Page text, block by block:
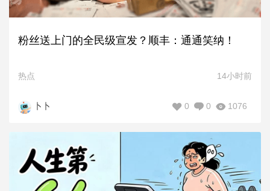
粉丝送上门的全民级宣发？顺丰：通通笑纳！
热点 14小时前
卜卜 1076
0
0